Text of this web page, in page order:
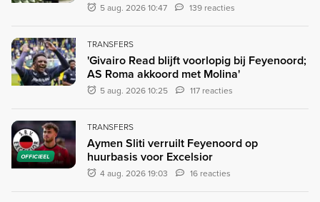
5 aug. 2026 10:47 139 reacties
TRANSFERS
'Givairo Read blijft voorlopig bij Feyenoord;
AS Roma akkoord met Molina'
5 aug. 2026 10:25 117 reacties
OFFICIEEL
TRANSFERS
Aymen Sliti verruilt Feyenoord op
huurbasis voor Excelsior
4 aug. 2026 19:03 16 reacties